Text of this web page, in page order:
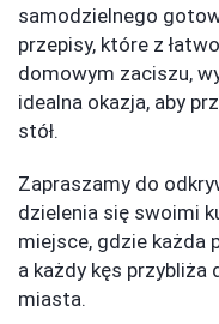
samodzielnego
przepisy, które z
domowym zaciszu,
idealna okazja, aby
stół.
Zapraszamy do
dzielenia się swoimi
miejsce, gdzie każda
a każdy kęs przybliża
miasta.